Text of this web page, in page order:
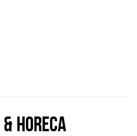
HORECA